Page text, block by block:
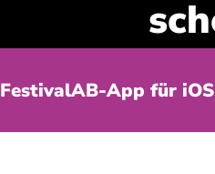
FestivalAB-App für iOS